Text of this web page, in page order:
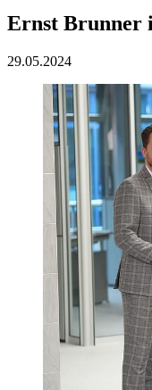
Ernst Brunner
29.05.2024